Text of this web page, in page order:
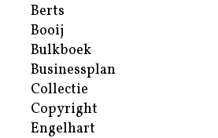
Berts
Booij
Bulkboek
Businessplan
Collectie
Copyright
Engelhart